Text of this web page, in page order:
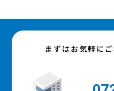
まずはお気軽にご